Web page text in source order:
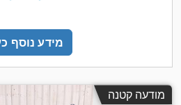
מידע נוסף
מודעה קטנה